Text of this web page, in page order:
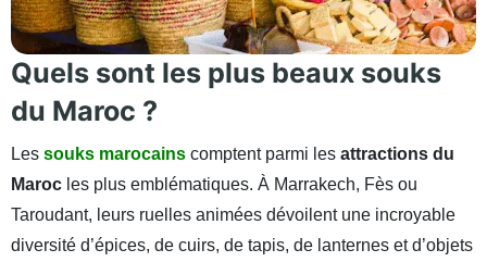
Quels sont les plus beaux souks
du Maroc ?
Les souks marocains comptent parmi les attractions du
Maroc les plus emblématiques. À Marrakech, Fès ou
Taroudant, leurs ruelles animées dévoilent une incroyable
diversité d’épices, de cuirs, de tapis, de lanternes et d’objets